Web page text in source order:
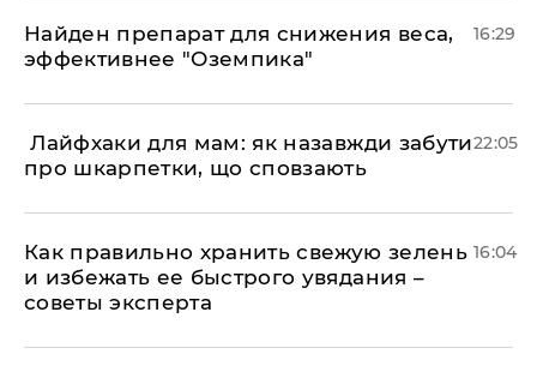
Найден препарат для снижения веса,
эффективнее "Оземпика"
16:29
​ Лайфхаки для мам: як назавжди забути
про шкарпетки, що сповзають
22:05
Как правильно хранить свежую зелень
и избежать ее быстрого увядания –
советы эксперта
16:04